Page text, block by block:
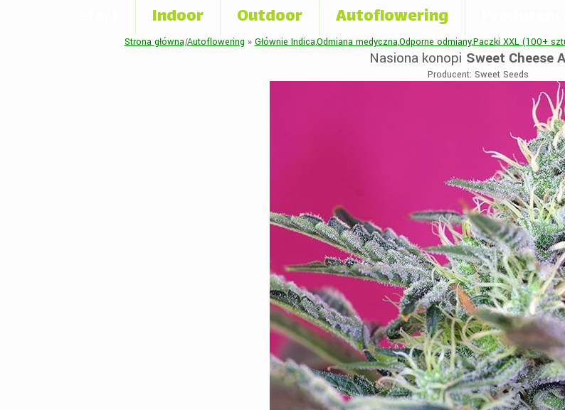
Autoflowering
Outdoor
Indoor
Strona główna|Autoflowering » Głównie Indica,Odmiana medyczna,Odporne odmiany,Paczki XXL (100+
Nasiona konopi Sweet Cheese
Producent: Sweet Seeds